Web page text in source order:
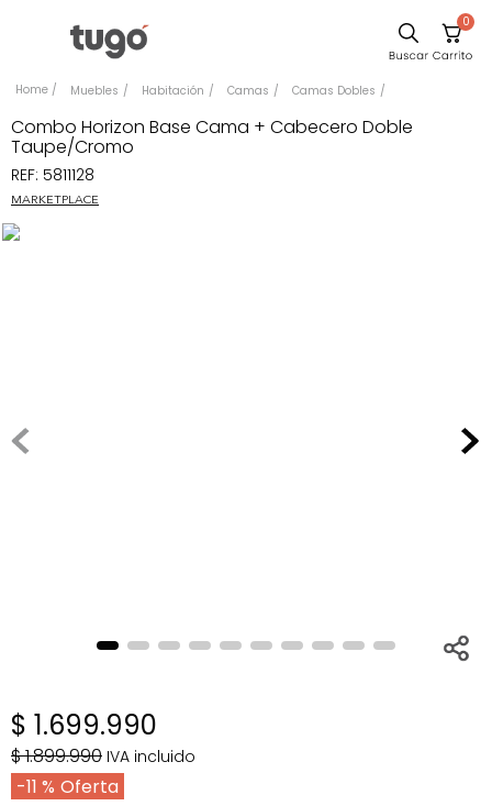
0
Muebles Habitación Camas Camas Dobles
Combo Horizon Base Cama + Cabecero Doble
Taupe/Cromo
REF: 5811128
MARKETPLACE
$ 1.699.990
$1.899.990 IVA incluido
11 %
Comedor
Escritorio
Silla